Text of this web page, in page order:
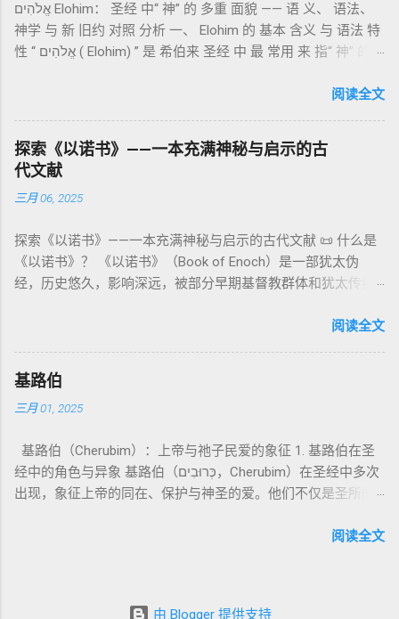
记》强调他们的洁净、服饰、行为都必须与神的圣洁相称。 祭
司是 圣所的看守者、律法的教导者与百姓的代求者 。他们的失
败（如拿答与亚比户擅献凡火）立刻带来神的审判（利10
限 第11–15章讲述关于食物、疾病（如大麻风）、体液等“洁净
与不洁”的律例。其目的不是为了迷信或隔离，而是建立 圣洁与
秩序感 ，帮助以色列人活在神的同在中。 “洁净”不是等同于“无
罪”，而是不妨碍与神交往的状态。圣所是神居住之地，进入必
16章描述每年一次的“赎罪日”（Yom Kippur），大祭司进入至
圣所，用血为圣所与百姓遮罪。 这是整卷《利未记》的神学中
心： 神愿意居住在人中间； 罪必须被遮盖才能维持这同在；
神主动提供遮罪之道（两个祭牲，特别是“为耶和华”的与“归于
亚撒泻勒”的）。 这预表...
通婚、巨人（尼非利人）的出现，以及神对其囚禁与审判。
《比喻/相似喻之书》（37–71） ：频繁出现“ 那位人子/拣选
者/义者 ”，刻画末世审判与王权。 《天文之书》（72–82） ：
：以异象回顾以色列史并预示末世。 《以诺书信》（91–108）
：智慧训诫、“祸哉”、义人与恶人的结局等。 提示：另有《二
以诺书》（斯拉夫文）与《三以诺书》（希伯来文），属更晚
期以诺传统，不等同于《一以诺书》。 二、为什么重要？——
它是新约作者与读者共享的“语境词典” 1）新约中的直接/间接
呼应 犹大书14–15 几乎逐字引 1 Enoch 1:9（“主带着千万圣者
的“深渊囚禁”叙事共振。 彼后2:4 用“ 他他路斯 （Tartarus）”指
天使囚禁之所，贴近以诺传统语境。 福音书/启示录 中的“ 人子
来临与天使同来、坐在荣耀宝座审判列国 ”（太24–25；启1、
观 ：以诺将“巨人之灵”为游行污灵的渊源学解释，补给了新约
驱魔叙事背后的“灵界词库”（可1、路8；亦参弗6:12“执政掌
权”）。 阴间与审判意象 ：Sheol 的分区、册卷与火刑等图像，
：以诺传统对压迫者的“祸哉”，与 雅各书 对不义富者的警告
（雅5）形成呼应。 ...
אֱלֹהִים Elohim： 圣经 中“ 神” 的 多重 面貌 —— 语 义、 语法、
神学 与 新 旧约 对照 分析 一、 Elohim 的 基本 含义 与 语法 特
性 “ אֱלֹהִים ( Elohim) ” 是 希伯来 圣经 中 最 常用 来 指“ 神” 的
者”。 ✦ 语法 现象： Elohim 是 一个 复数 形式 （“- im” 后
世 记 1: 1）； 在 其他 语 境 中也 可 用于 复数 意义， 如 指 多
神、 属 灵 存在、 审判 官 等； 因此， 需 借助 上下文 判断 语
义 和 神学 定位 。 二、 希伯来 圣经 中 Elohim 的 主要 用法 与
示例 分类 类型 用法 说明 示例 经文 含义 1. 真神 指 以色列 的
所 崇拜 的 神祇 出 20: 3 假 神/ 偶像（ gods） 3. 属 灵 存在
神 的 众 子、 天使、 神圣 议会 成员 诗 82: 1, 申 32: 8– 9
神圣 存在（ divine beings） 4. 法官 被 委托 施行 神 审判者 出
权 代表 受托 执行 神 旨意 的 人（ 如 摩西） 出 7: 1 神 的 代言
人（ divine proxy） 6. 强调 威严 复数 形式 强调 尊贵 超自然 的
显现 撒 上 28: 13 灵界 显现 或 尊称（ majestic plural） 三、
每一 类 的 代表 经文 解读 1. 真神 的 独 一 性（ 创世 记 1: 1） “
בְּרֵאשִׁית בָּרָא אֱלֹהִים...” “ 起初， 神（ Elohim） 创造 天地。” 尽
语法 结构 显示 这 是在 强调 一位 ...
阅读全文
探索《以诺书》——一本充满神秘与启示的古
代文献
三月 06, 2025
探索《以诺书》——一本充满神秘与启示的古代文献 📜 什么是
《以诺书》？ 《以诺书》（Book of Enoch）是一部犹太伪
经，历史悠久，影响深远，被部分早期基督教群体和犹太传统
的曾祖父——的名义写成，包含大量关于天使、堕落、审判和弥
行，神将他取去，他就不在世了。” 这一神秘的记载激发了后世
关于以诺与神的关系、天国奥秘的丰富想象。《以诺书》便是
这种想象的结晶。 📖《以诺书》的主要内容 《以诺书》并非一
之书》（1 Enoch 1-36） 讲述堕落天使（守望者，Watchers）
如何违背神的命令，与人类女子结合，生下巨人（Nephilim）。
这些天使教授人类各种知识，如金属锻造、药草使用和占星
洪水洁净世界。 这一描述与《创世记 6:1-4》的“神的众子”相呼
子看见人的女子美貌，就随意挑选，娶来为妻。他们与女子交
阅读全文
基路伯
三月 01, 2025
基路伯（Cherubim）：上帝与祂子民爱的象征 1. 基路伯在圣
经中的角色与异象 基路伯（כְּרוּבִים，Cherubim）在圣经中多次
出现，象征上帝的同在、保护与神圣的爱。他们不仅是圣所的
护者 在《创世记》3:24中，基路伯首次出现，被安置在伊甸园
阅读全文
由 Blogger 提供支持